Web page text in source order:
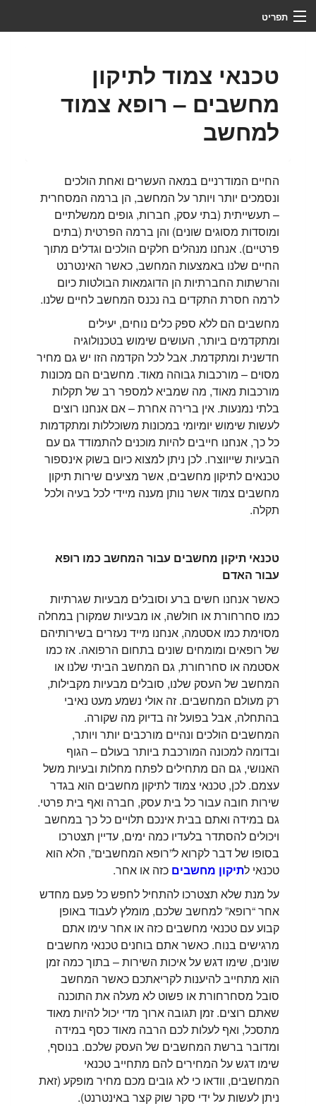
תפריט
לקוחות ממליצים
שליטה מרחוק
פתיחת קריאת שירות
טכנאי צמוד לתיקון
מחשבים – רופא צמוד
למחשב
החיים המודרניים במאה העשרים ואחת הולכים
ונסמכים יותר ויותר על המחשב, הן ברמה המסחרית
– תעשייתית (בתי עסק, חברות, גופים ממשלתיים
ומוסדות מסוגים שונים) והן ברמה הפרטית (בתים
פרטיים). אנחנו מנהלים חלקים הולכים וגדלים מתוך
החיים שלנו באמצעות המחשב, כאשר האינטרנט
והרשתות החברתיות הן הדוגמאות הבולטות כיום
לרמה חסרת התקדים בה נכנס המחשב לחיים שלנו.
מחשבים הם ללא ספק כלים נוחים, יעילים
ומתקדמים ביותר, העושים שימוש בטכנולוגיה
חדשנית ומתקדמת. אבל לכל הקדמה הזו יש גם מחיר
מסוים – מורכבות גבוהה מאוד. מחשבים הם מכונות
מורכבות מאוד, מה שמביא למספר רב של תקלות
בלתי נמנעות. אין ברירה אחרת – אם אנחנו רוצים
לעשות שימוש יומיומי במכונות משוכללות ומתקדמות
כל כך, אנחנו חייבים להיות מוכנים להתמודד גם עם
הבעיות שייווצרו. לכן ניתן למצוא כיום בשוק אינספור
טכנאים לתיקון מחשבים, אשר מציעים שירות תיקון
מחשבים צמוד אשר נותן מענה מיידי לכל בעיה ולכל
תקלה.
טכנאי תיקון מחשבים עבור המחשב כמו רופא
עבור האדם
כאשר אנחנו חשים ברע וסובלים מבעיות שגרתיות
כמו סחרחורת או חולשה, או מבעיות שמקורן במחלה
מסוימת כמו אסטמה, אנחנו מייד נעזרים בשירותיהם
של רופאים ומומחים שונים בתחום הרפואה. אז כמו
אסטמה או סחרחורת, גם המחשב הביתי שלנו או
המחשב של העסק שלנו, סובלים מבעיות מקבילות,
רק מעולם המחשבים. זה אולי נשמע מעט נאיבי
בהתחלה, אבל בפועל זה בדיוק מה שקורה.
המחשבים הולכים ונהיים מורכבים יותר ויותר,
ובדומה למכונה המורכבת ביותר בעולם – הגוף
האנושי, גם הם מתחילים לפתח מחלות ובעיות משל
עצמם. לכן, טכנאי צמוד לתיקון מחשבים הוא בגדר
שירות חובה עבור כל בית עסק, חברה ואף בית פרטי.
גם במידה ואתם בבית אינכם תלויים כל כך במחשב
ויכולים להסתדר בלעדיו כמה ימים, עדיין תצטרכו
בסופו של דבר לקרוא ל”רופא המחשבים”, הלא הוא
טכנאי לתיקון מחשבים כזה או אחר.
על מנת שלא תצטרכו להתחיל לחפש כל פעם מחדש
אחר “רופא” למחשב שלכם, מומלץ לעבוד באופן
קבוע עם טכנאי מחשבים כזה או אחר עימו אתם
מרגישים בנוח. כאשר אתם בוחנים טכנאי מחשבים
שונים, שימו דגש על איכות השירות – בתוך כמה זמן
הוא מתחייב להיענות לקריאתכם כאשר המחשב
סובל מסחרחורת או פשוט לא מעלה את התוכנה
שאתם רוצים. זמן תגובה ארוך מדי יכול להיות מאוד
מתסכל, ואף לעלות לכם הרבה מאוד כסף במידה
ומדובר ברשת המחשבים של העסק שלכם. בנוסף,
שימו דגש על המחירים להם מתחייב טכנאי
המחשבים, וודאו כי לא גובים מכם מחיר מופקע (זאת
ניתן לעשות על ידי סקר שוק קצר באינטרנט).